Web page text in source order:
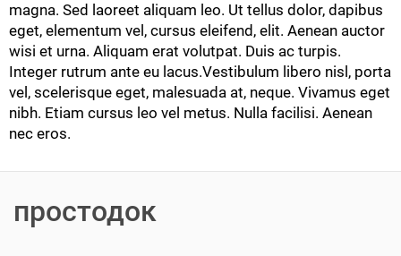
magna. Sed laoreet aliquam leo. Ut tellus dolor, dapibus
eget, elementum vel, cursus eleifend, elit. Aenean auctor
wisi et urna. Aliquam erat volutpat. Duis ac turpis.
Integer rutrum ante eu lacus.Vestibulum libero nisl, porta
vel, scelerisque eget, malesuada at, neque. Vivamus eget
nibh. Etiam cursus leo vel metus. Nulla facilisi. Aenean
nec eros.
простодок